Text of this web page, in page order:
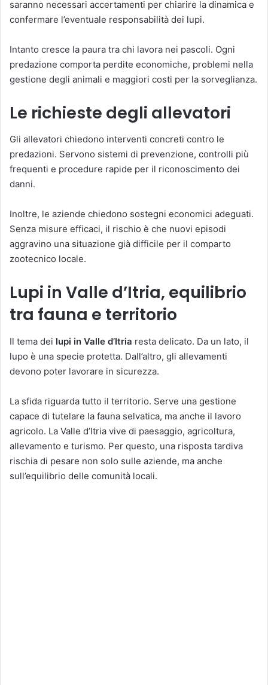
saranno necessari accertamenti per chiarire la dinamica e
confermare l’eventuale responsabilità dei lupi.
Intanto cresce la paura tra chi lavora nei pascoli. Ogni
predazione comporta perdite economiche, problemi nella
gestione degli animali e maggiori costi per la sorveglianza.
Le richieste degli allevatori
Gli allevatori chiedono interventi concreti contro le
predazioni. Servono sistemi di prevenzione, controlli più
frequenti e procedure rapide per il riconoscimento dei
danni.
Inoltre, le aziende chiedono sostegni economici adeguati.
Senza misure efficaci, il rischio è che nuovi episodi
aggravino una situazione già difficile per il comparto
zootecnico locale.
Lupi in Valle d’Itria, equilibrio
tra fauna e territorio
Il tema dei lupi in Valle d’Itria resta delicato. Da un lato, il
lupo è una specie protetta. Dall’altro, gli allevamenti
devono poter lavorare in sicurezza.
La sfida riguarda tutto il territorio. Serve una gestione
capace di tutelare la fauna selvatica, ma anche il lavoro
agricolo. La Valle d’Itria vive di paesaggio, agricoltura,
allevamento e turismo. Per questo, una risposta tardiva
rischia di pesare non solo sulle aziende, ma anche
sull’equilibrio delle comunità locali.